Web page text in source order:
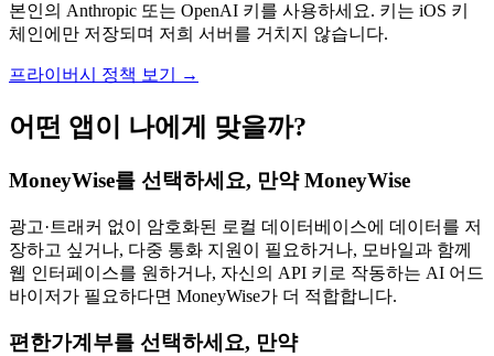
본인의 Anthropic 또는 OpenAI 키를 사용하세요. 키는 iOS 키
체인에만 저장되며 저희 서버를 거치지 않습니다.
프라이버시 정책 보기 →
어떤 앱이 나에게 맞을까?
MoneyWise를 선택하세요, 만약 MoneyWise
광고·트래커 없이 암호화된 로컬 데이터베이스에 데이터를 저
장하고 싶거나, 다중 통화 지원이 필요하거나, 모바일과 함께
웹 인터페이스를 원하거나, 자신의 API 키로 작동하는 AI 어드
바이저가 필요하다면 MoneyWise가 더 적합합니다.
편한가계부를 선택하세요, 만약